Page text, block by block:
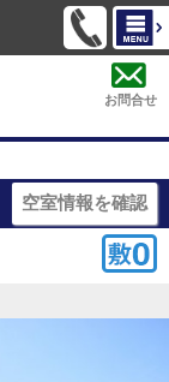
お問合せ
空室情報を確認